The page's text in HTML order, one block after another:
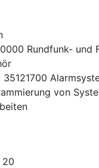
Rundfunk- und
35121700
von
20